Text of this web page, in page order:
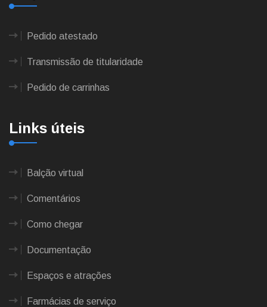
Pedido atestado
Transmissão de titularidade
Pedido de carrinhas
Links úteis
Balção virtual
Comentários
Como chegar
Documentação
Espaços e atrações
Farmácias de serviço